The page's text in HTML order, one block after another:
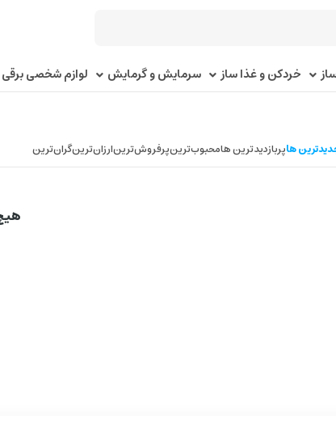
خردکن و غذا ساز سرمایش و گرمایش لوازم شخصی برقی
هاپربازدیدترین هامحبوب‌‌ترینپرفروش‌ترینارزان‌ترینگران‌ترین